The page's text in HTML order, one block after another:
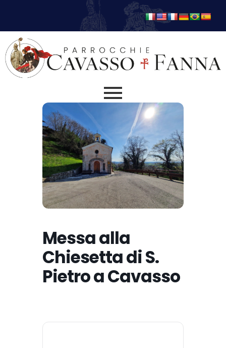
Messa alla
Chiesetta di S.
Pietro a Cavasso